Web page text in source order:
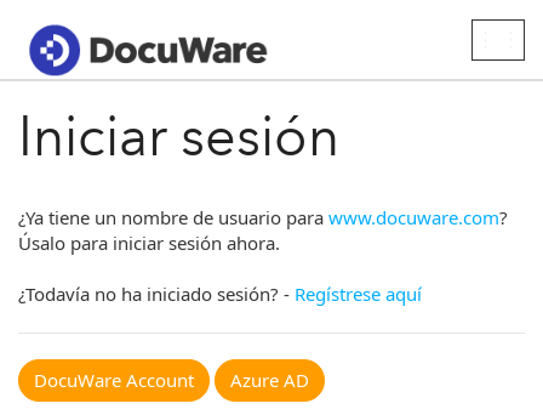
Iniciar sesión
¿Ya tiene un nombre de usuario para www.docuware.com?
Úsalo para iniciar sesión ahora.
¿Todavía no ha iniciado sesión? - Regístrese aquí
DocuWare Account Azure AD